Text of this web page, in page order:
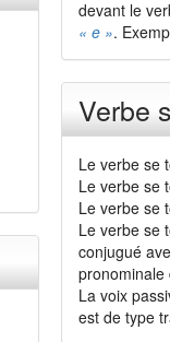
devant le
« e ».
Verbe
Le verbe se
Le verbe se
Le verbe se
Le verbe se
conjugué
pronominale
La voix
est de type